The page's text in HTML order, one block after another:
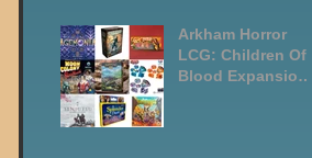
deck
Arkham Horror
LCG: Children Of
Blood Expansion